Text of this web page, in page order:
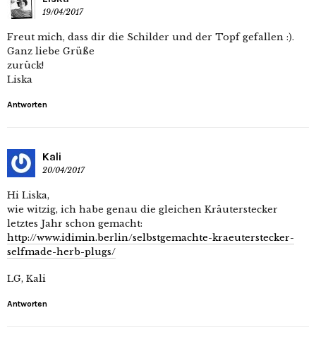
19/04/2017
Freut mich, dass dir die Schilder und der Topf gefallen :).
Ganz liebe Grüße
zurück!
Liska
Antworten
Kali
20/04/2017
Hi Liska,
wie witzig, ich habe genau die gleichen Kräuterstecker
letztes Jahr schon gemacht:
http://www.idimin.berlin/selbstgemachte-kraeuterstecker-
selfmade-herb-plugs/
LG, Kali
Antworten